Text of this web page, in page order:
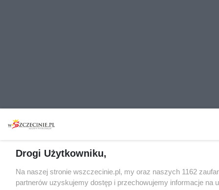
Drogi Użytkowniku,
Na naszej stronie wszczecinie.pl, my oraz naszych 1162
partnerów uzyskujemy dostęp i przechowujemy informacje na